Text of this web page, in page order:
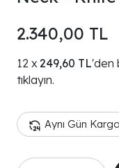
2.340,00 TL
249,60 TL'den
tıklayın.
Aynı Gün Kargo